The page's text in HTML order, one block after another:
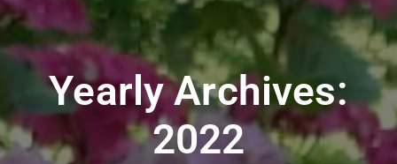
Yearly Archives:
2022